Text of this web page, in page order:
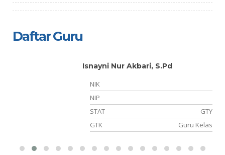
Daftar Guru
Isnayni Nur Akbari, S.Pd
NIK
NIP
STAT
GTY
GTK
Guru Kelas